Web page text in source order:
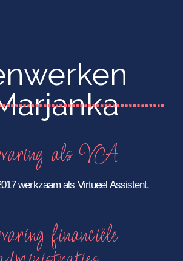
als VA
werkzaam als Virtueel Assistent.
financiële